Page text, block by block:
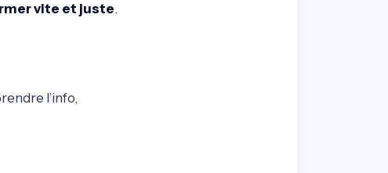
vite et juste.
l’info,